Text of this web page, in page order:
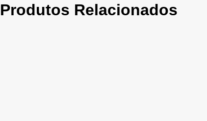
Produtos Relacionados